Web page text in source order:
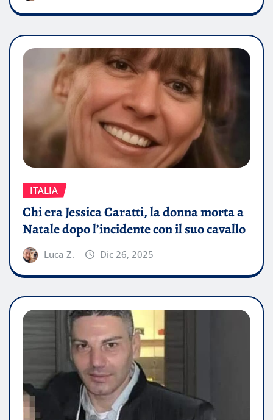
ITALIA
Chi era Jessica Caratti, la donna morta a
Natale dopo l’incidente con il suo cavallo
Luca Z. Dic 26, 2025